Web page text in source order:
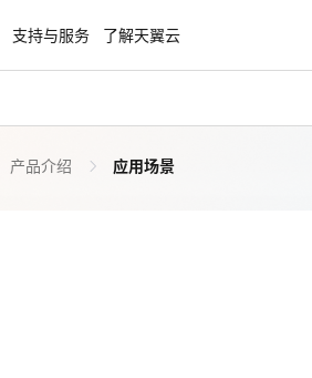
聚力AI赋能 天翼云大模型专项
“一云多芯、一云多态”,国产化软件
支持与服务 了解天翼云
产品介绍 应用场景